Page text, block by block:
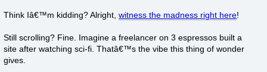
Think Iâ€™m kidding? Alright,witness the madness right here!
Still scrolling? Fine. Imagine a freelancer on 3 espressos built a
site after watching sci-fi. Thatâ€™s the vibe this thing of wonder
gives.